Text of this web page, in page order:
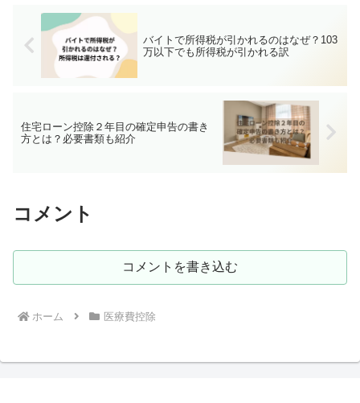
バイトで所得税が引かれるのはなぜ？103
万以下でも所得税が引かれる訳
住宅ローン控除２年目の確定申告の書き
方とは？必要書類も紹介
コメント
コメントを書き込む
ホーム 医療費控除